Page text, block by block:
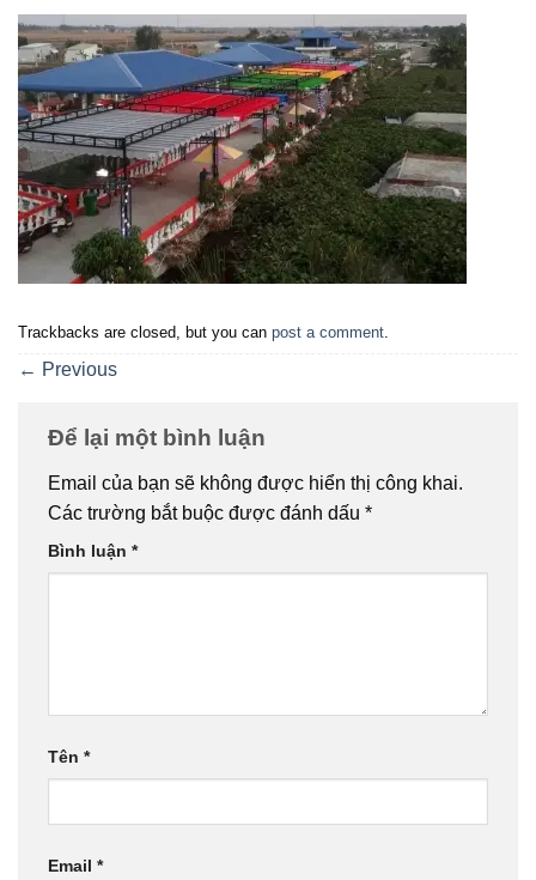
Trackbacks are closed, but you can post a comment
← Previous
Để lại một bình luận
Email của bạn sẽ không được hiển thị công khai.
Các trường bắt buộc được đánh dấu *
Bình luận *
Tên *
Email *